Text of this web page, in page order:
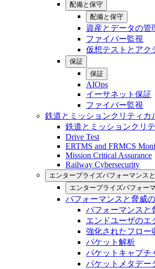
配備と保守
配備と保守
資産とデータの管
ファイバー監視
仮想テストとアク
保証
保証
AIOps
イーサネット保証
ファイバー監視
鉄道とミッションクリティカ
鉄道とミッションクリ
Drive Test
ERTMS and FRMCS
Mission Critical Assurance
Railway Cybersecurity
エンタープライズパフォーマンス
エンタープライズパフォー
パフォーマンスと脅威
パフォーマンスと
エンドユーザのエ
強化されたフロー
パケット解析
パケットキャプチ
パケットメタデー